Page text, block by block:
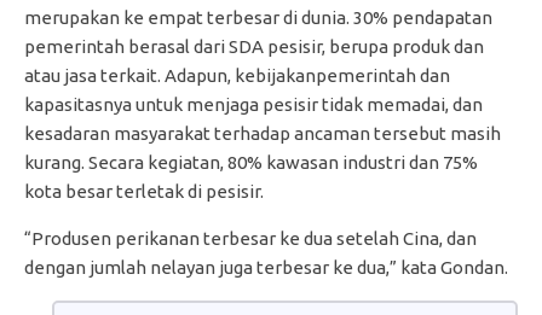
merupakan ke empat terbesar di dunia. 30% pendapatan
pemerintah berasal dari SDA pesisir, berupa produk dan
atau jasa terkait. Adapun, kebijakanpemerintah dan
kapasitasnya untuk menjaga pesisir tidak memadai, dan
kesadaran masyarakat terhadap ancaman tersebut masih
kurang. Secara kegiatan, 80% kawasan industri dan 75%
kota besar terletak di pesisir.
“Produsen perikanan terbesar ke dua setelah Cina, dan
dengan jumlah nelayan juga terbesar ke dua,” kata Gondan.